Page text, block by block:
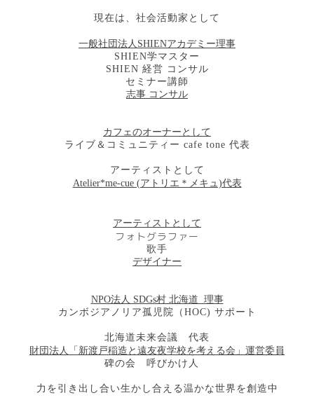
現在は、社会活動家として
一般社団法人SHIENアカデミー理事
SHIEN学マスター
SHIEN 経営 コンサル
セミナー講師
志事 コンサル
カフェのオーナーとして​
ライブ＆コミュニティー cafe tone 代表
アーティストとして
Atelier*me-cue (アトリエ＊メキュ)代表
アーティストとして
フォトグラファー
歌手
​デザイナー
NPO法人 SDGs村 北海道 理事
カンボジアノリア孤児院（HOC) サポート
北海道未来会議 代表
財団法人「新渡戸稲造と遠友夜学校を考える会」 運営委員
碑の会 呼びかけ人
力を引き出し合い生かし合える温かな世界を創造中